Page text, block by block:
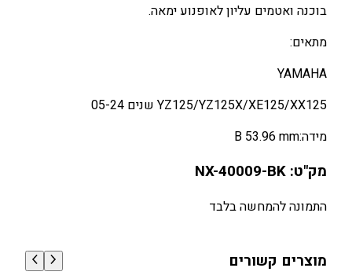
B
מ
א
ם
א
מ
ם
י
בוכנה ואטמים עליון לאופנוע ימאה.
מתאים:
YAMAHA
YZ125/YZ125X/XE125/XX125 שנים 05-24
מידה:B 53.96 mm
מק"ט: NX-40009-BK
התמונה להמחשה בלבד
מוצרים קשורים